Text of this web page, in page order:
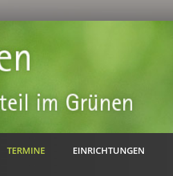
TERMINE EINRICHTUNGEN